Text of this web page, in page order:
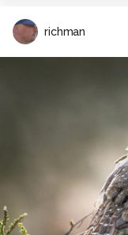
richman